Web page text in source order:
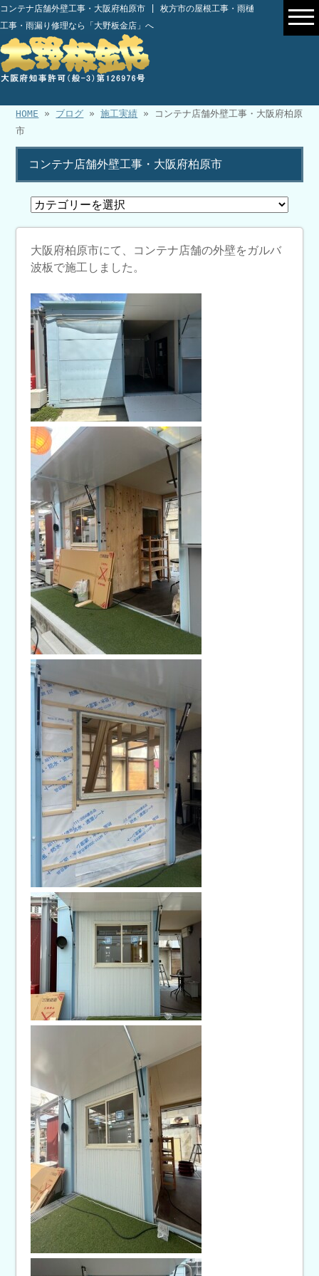
コンテナ店舗外壁工事・大阪府柏原市 | 枚方市の屋根工事・雨樋
工事・雨漏り修理なら「大野板金店」へ
HOME » ブログ »施工実績 » コンテナ店舗外壁工事・大阪府柏原
市
コンテナ店舗外壁工事・大阪府柏原市
大阪府柏原市にて、コンテナ店舗の外壁をガルバ
波板で施工しました。